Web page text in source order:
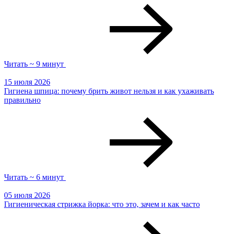
Читать ~ 9 минут
15 июля 2026
Гигиена шпица: почему брить живот нельзя и как ухаживать
правильно
Читать ~ 6 минут
05 июля 2026
Гигиеническая стрижка йорка: что это, зачем и как часто